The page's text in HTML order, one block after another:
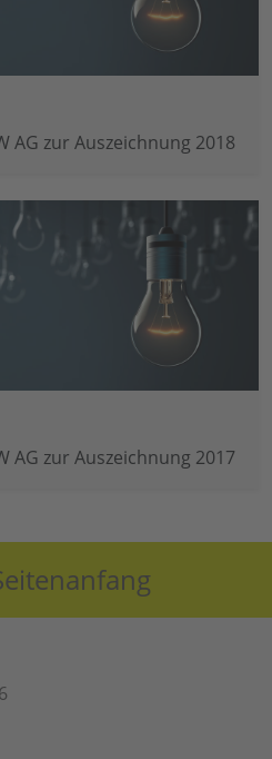
AG zur Auszeichnung 2018
AG zur Auszeichnung 2017